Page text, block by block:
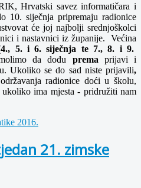
Hrvatski savez informatičara i
10. siječnja pripremaju radionice
će joj najbolji srednjoškolci
i nastavnici iz županije. Većina
5. i 6. siječnja te 7., 8. i 9.
da dođu prema prijavi i
Ukoliko se do sad niste prijavili,
radionice doći u školu,
ukoliko ima mjesta - pridružiti nam
2016.
21. zimske